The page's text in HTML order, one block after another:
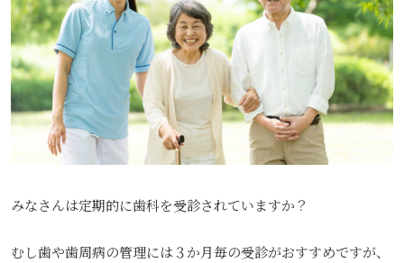
みなさんは定期的に歯科を受診されていますか？
むし歯や歯周病の管理には３か月毎の受診がおすすめですが、